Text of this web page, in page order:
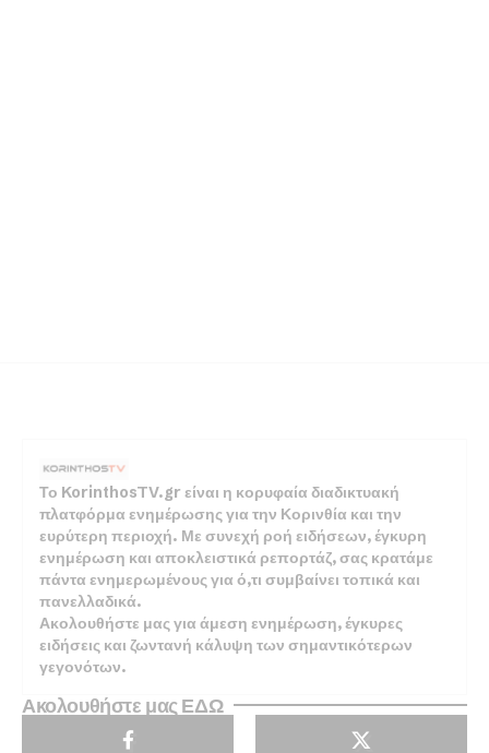
Το KorinthosTV.gr είναι η κορυφαία διαδικτυακή
πλατφόρμα ενημέρωσης για την Κορινθία και την
ευρύτερη περιοχή. Με συνεχή ροή ειδήσεων, έγκυρη
ενημέρωση και αποκλειστικά ρεπορτάζ, σας κρατάμε
πάντα ενημερωμένους για ό,τι συμβαίνει τοπικά και
πανελλαδικά.
Ακολουθήστε μας για άμεση ενημέρωση, έγκυρες
ειδήσεις και ζωντανή κάλυψη των σημαντικότερων
γεγονότων.
Ακολουθήστε μας ΕΔΩ